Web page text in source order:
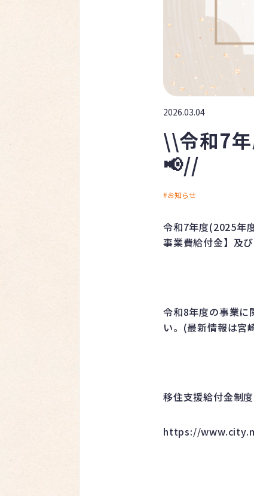
2026.03.04
\\令和7年
📢//
お知らせ
令和7年度(2025年
事業費給付金】及
令和8年度の事業に
い。(最新情報は宮
移住支援給付金制
https://